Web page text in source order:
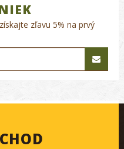
zľavu 5% na prvý